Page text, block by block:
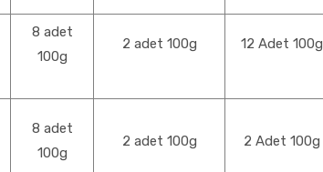
8 adet
100g
2 adet 100g 12 Adet 100g
8 adet
100g
2 adet 100g 2 Adet 100g